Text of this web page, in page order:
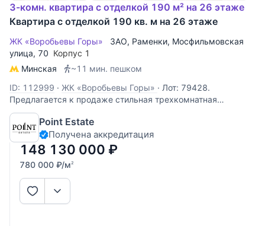
3-комн. квартира с отделкой 190 м² на 26 этаже
Квартира с отделкой 190 кв. м на 26 этаже
ЖК «Воробьевы Горы» ЗАО, Раменки, Мосфильмовская
улица, 70 Корпус 1
Минская
~11 мин. пешком
ID: 112999 · ЖК «Воробьевы Горы» · Лот: 79428.
Предлагается к продаже стильная трехкомнатная
квартира с дизайнерским ремонтом площадью 190 кв.м. в
ЖК "Воробьевы Горы". Комфортная планировка: гостиная,
объединенная с кухней и зоной столовой, спальня со своим
санузлом и гардеробной,
Point Estate
Получена аккредитация
148 130 000 ₽
780 000 ₽/м2